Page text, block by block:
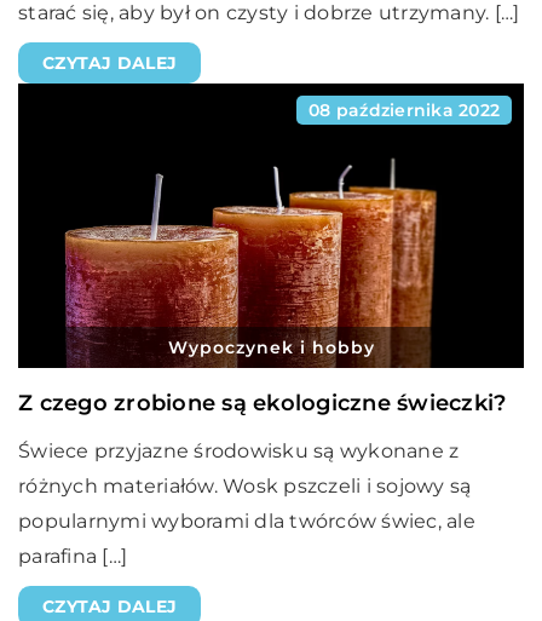
starać się, aby był on czysty i dobrze utrzymany. […]
CZYTAJ DALEJ
08 października 2022
Wypoczynek i hobby
Z czego zrobione są ekologiczne świeczki?
Świece przyjazne środowisku są wykonane z
różnych materiałów. Wosk pszczeli i sojowy są
popularnymi wyborami dla twórców świec, ale
parafina […]
CZYTAJ DALEJ